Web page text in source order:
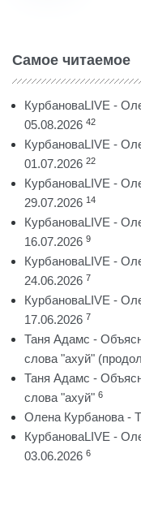
Самое читаемое
КурбановаLIVE -
05.08.2026 42
КурбановаLIVE -
01.07.2026 22
КурбановаLIVE -
29.07.2026 14
КурбановаLIVE -
16.07.2026 9
КурбановаLIVE -
24.06.2026 7
КурбановаLIVE -
17.06.2026 7
Таня Адамс -
слова "ахуй"
Таня Адамс -
слова "ахуй" 6
Олена Курбанова -
КурбановаLIVE -
03.06.2026 6